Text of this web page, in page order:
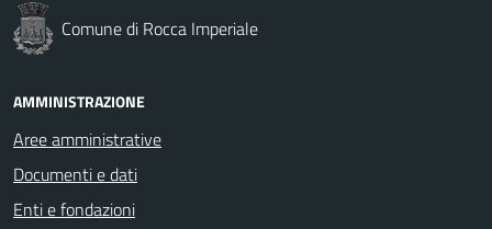
Comune di Rocca Imperiale
AMMINISTRAZIONE
Aree amministrative
Documenti e dati
Enti e fondazioni